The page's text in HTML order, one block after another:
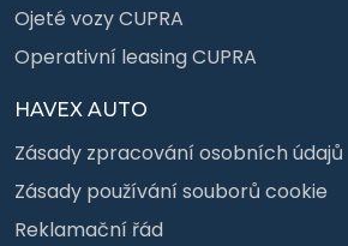
Ojeté vozy CUPRA
Operativní leasing CUPRA
HAVEX AUTO
Zásady zpracování osobních údajů
Zásady používání souborů cookie
Reklamační řád